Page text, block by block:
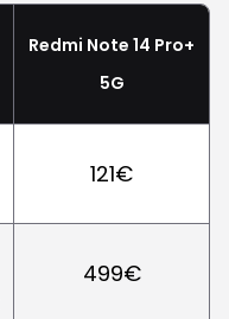
Redmi Note 14 Pro+
5G
121€
499€